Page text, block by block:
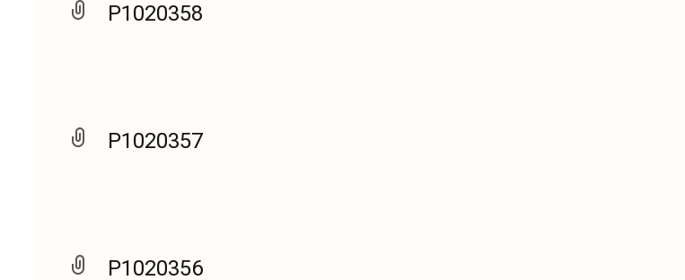
P1020358
P1020357
P1020356